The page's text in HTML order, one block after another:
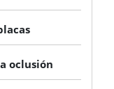
oclusión